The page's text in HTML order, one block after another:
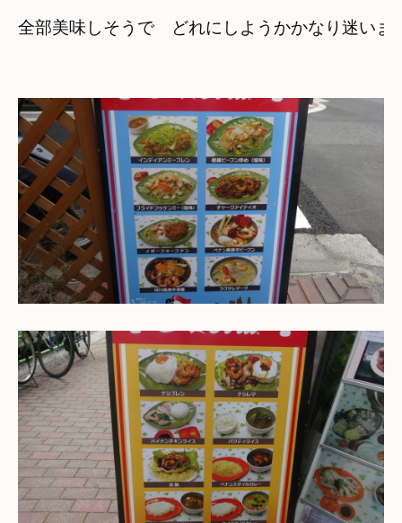
全部美味しそうで　どれにしようかかなり迷いま